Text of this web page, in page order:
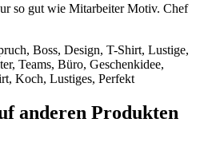
so gut wie Mitarbeiter Motiv. Chef
Boss, Design, T-Shirt, Lustige,
Teams, Büro, Geschenkidee,
Koch, Lustiges, Perfekt
anderen Produkten